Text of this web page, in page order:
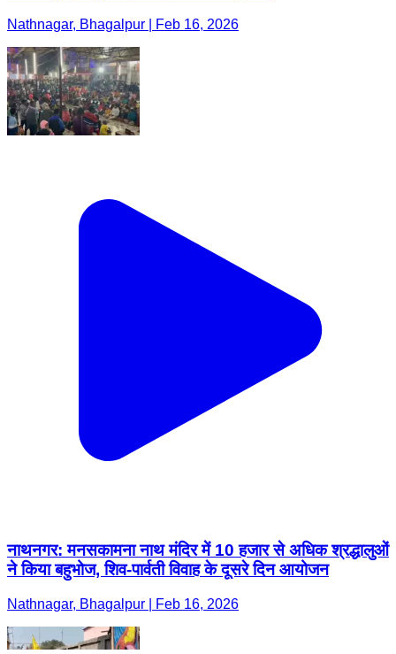
Nathnagar, Bhagalpur | Feb 16, 2026
नाथनगर: मनसकामना नाथ मंदिर में 10 हजार से अधिक श्रद्धालुओं
ने किया बहुभोज, शिव-पार्वती विवाह के दूसरे दिन आयोजन
Nathnagar, Bhagalpur | Feb 16, 2026